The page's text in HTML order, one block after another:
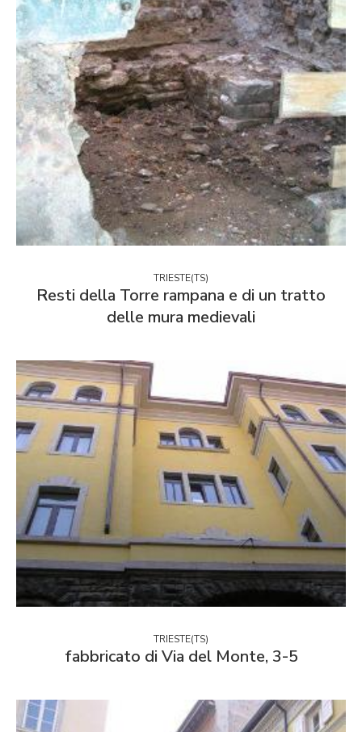
TRIESTE(TS)
Resti della Torre rampana e di un tratto
delle mura medievali
TRIESTE(TS)
fabbricato di Via del Monte, 3-5